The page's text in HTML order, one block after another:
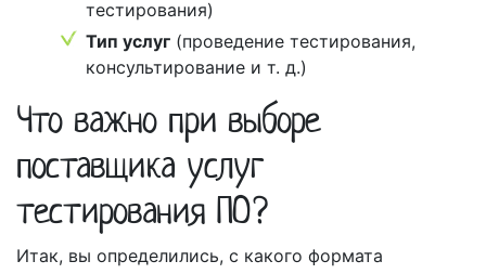
тестирования)
Тип услуг (проведение тестирования,
консультирование и т. д.)
Что важно при выборе
поставщика услуг
тестирования ПО?
Итак, вы определились, с какого формата